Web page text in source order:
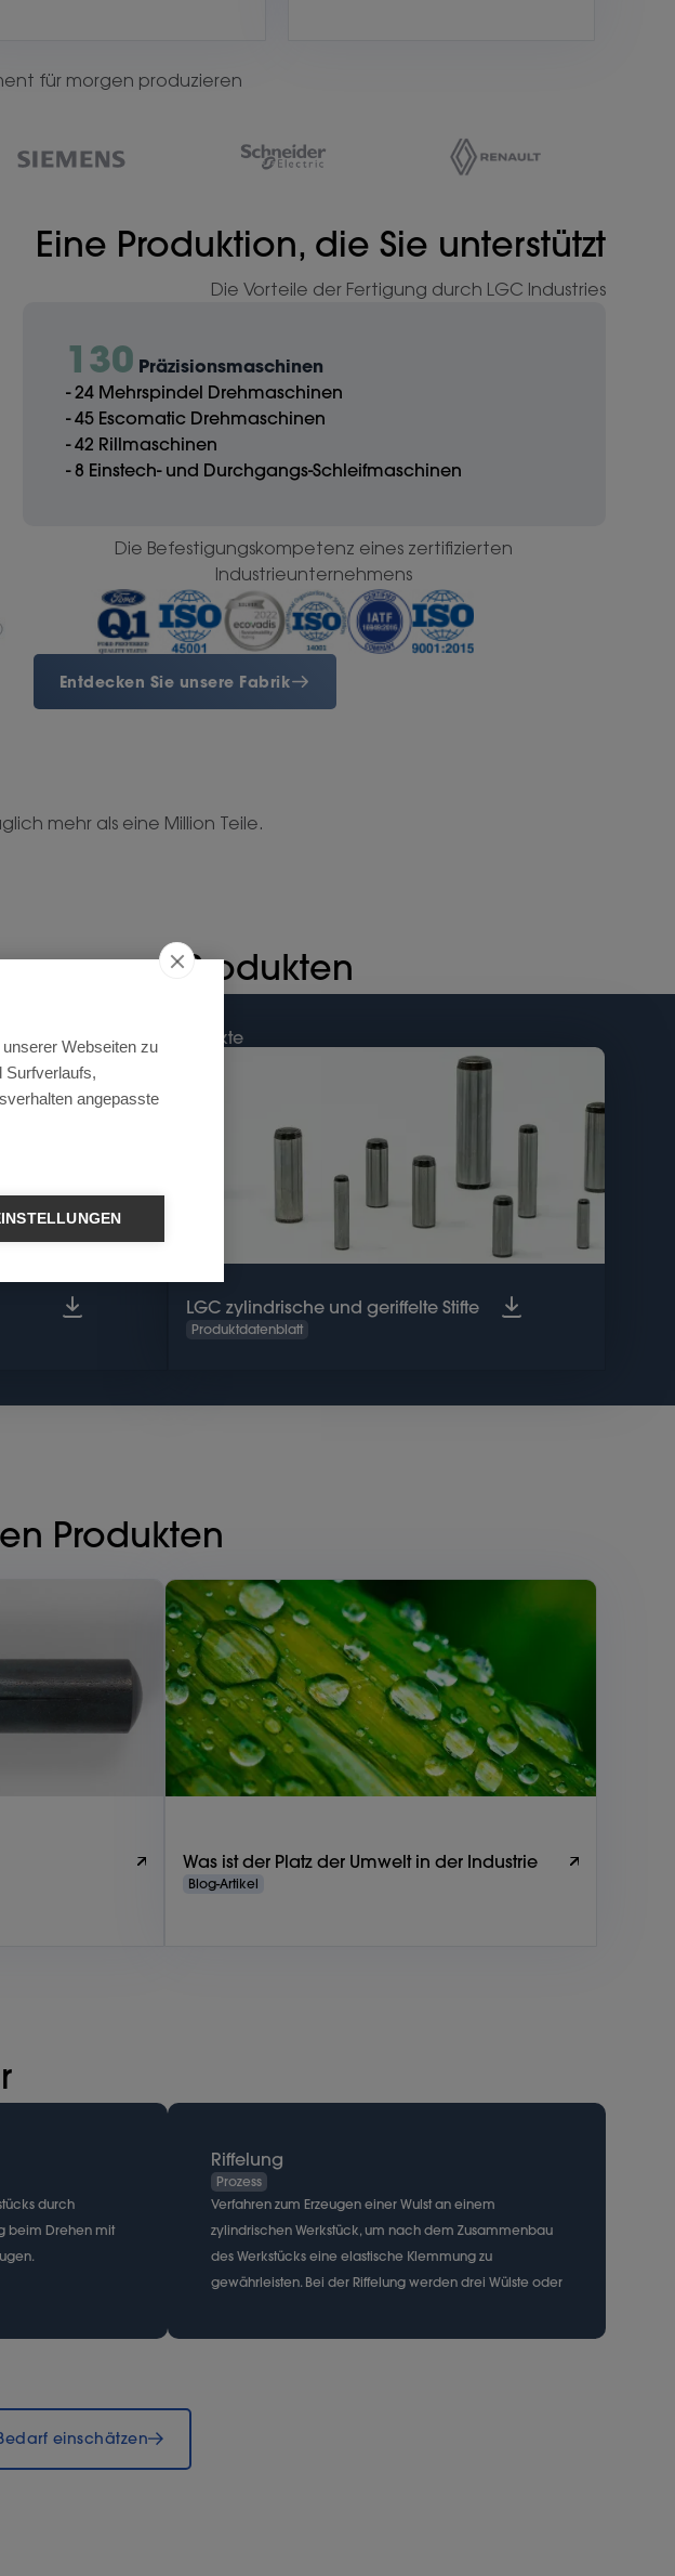
Webseiten zu
Surfverlaufs,
angepasste
für morgen produzieren
Eine Produktion, die Sie unterstützt
Die Vorteile der Fertigung durch LGC Industries
130 Präzisionsmaschinen
- 24 Mehrspindel Drehmaschinen
- 45 Escomatic Drehmaschinen
- 42 Rillmaschinen
- 8 Einstech- und Durchgangs-Schleifmaschinen
Die Befestigungskompetenz eines zertifizierten
Industrieunternehmens
Entdecken Sie unsere Fabrik
mehr als eine Million Teile.
unseren Produkten
unserer Produkte
LGC zylindrische und geriffelte Stifte
Produktdatenblatt
Produkten
Was ist der Platz der Umwelt in der Industrie
Blog-Artikel
durch
beim Drehen mit
Riffelung
Prozess
Verfahren zum Erzeugen einer Wulst an einem
zylindrischen Werkstück, um nach dem Zusammenbau
des Werkstücks eine elastische Klemmung zu
gewährleisten. Bei der Riffelung werden drei Wülste oder
einschätzen